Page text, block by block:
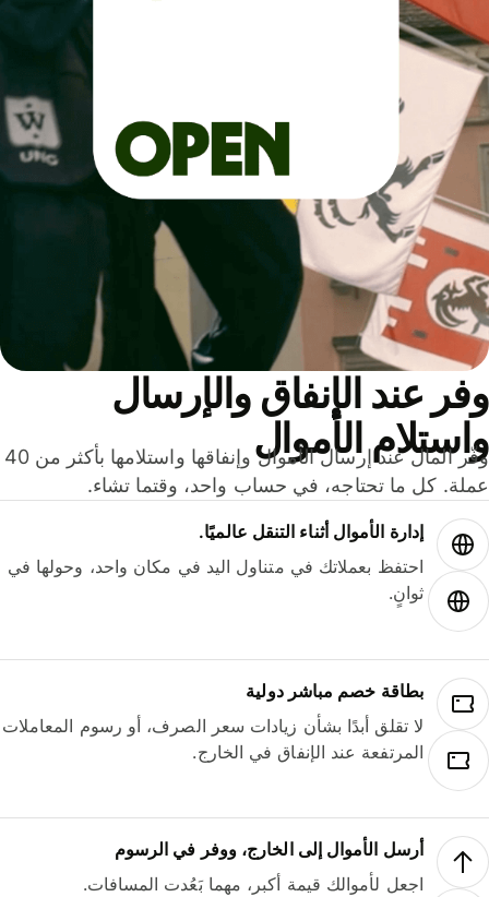
عند الإنفاق والإرسال
الأموال
وفّر المال عند إرسال الأموال وإنفاقها واستلامها بأكثر من 40
كل ما تحتاجه، في حساب واحد، وقتما تشاء.
إدارة الأموال أثناء التنقل عالميًا.
احتفظ بعملاتك في متناول اليد في مكان واحد، وحولها في
ثوانٍ.
بطاقة خصم مباشر دولية
لا تقلق أبدًا بشأن زيادات سعر الصرف، أو رسوم المعاملات
المرتفعة عند الإنفاق في الخارج.
أرسل الأموال إلى الخارج، ووفر في الرسوم
اجعل لأموالك قيمة أكبر، مهما بَعُدت المسافات.